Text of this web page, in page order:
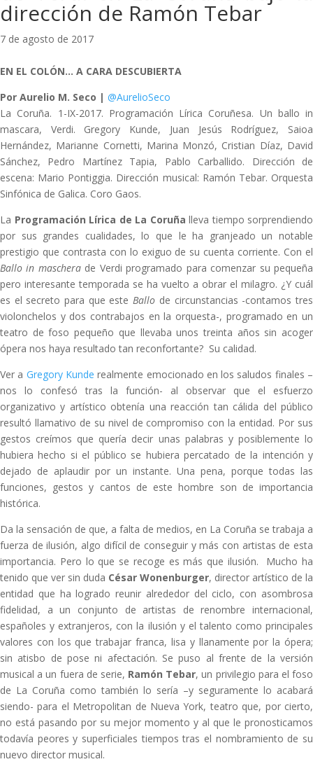
dirección de Ramón Tebar
7 de agosto de 2017
EN EL COLÓN… A CARA DESCUBIERTA
Por Aurelio M. Seco | @AurelioSeco
La Coruña. 1-IX-2017. Programación Lírica Coruñesa. Un ballo in
mascara, Verdi. Gregory Kunde, Juan Jesús Rodríguez, Saioa
Hernández, Marianne Cornetti, Marina Monzó, Cristian Díaz, David
Sánchez, Pedro Martínez Tapia, Pablo Carballido. Dirección de
escena: Mario Pontiggia. Dirección musical: Ramón Tebar. Orquesta
Sinfónica de Galica. Coro Gaos.
La Programación Lírica de La Coruña lleva tiempo sorprendiendo
por sus grandes cualidades, lo que le ha granjeado un notable
prestigio que contrasta con lo exiguo de su cuenta corriente. Con el
Ballo in mascherade Verdi programado para comenzar su pequeña
pero interesante temporada se ha vuelto a obrar el milagro. ¿Y cuál
es el secreto para que esteBallo de circunstancias -contamos tres
violonchelos y dos contrabajos en la orquesta-, programado en un
teatro de foso pequeño que llevaba unos treinta años sin acoger
ópera nos haya resultado tan reconfortante? Su calidad.
Ver a Gregory Kunde realmente emocionado en los saludos finales –
nos lo confesó tras la función- al observar que el esfuerzo
organizativo y artístico obtenía una reacción tan cálida del público
resultó llamativo de su nivel de compromiso con la entidad. Por sus
gestos creímos que quería decir unas palabras y posiblemente lo
hubiera hecho si el público se hubiera percatado de la intención y
dejado de aplaudir por un instante. Una pena, porque todas las
funciones, gestos y cantos de este hombre son de importancia
histórica.
Da la sensación de que, a falta de medios, en La Coruña se trabaja a
fuerza de ilusión, algo difícil de conseguir y más con artistas de esta
importancia. Pero lo que se recoge es más que ilusión. Mucho ha
tenido que ver sin duda César Wonenburger, director artístico de la
entidad que ha logrado reunir alrededor del ciclo, con asombrosa
fidelidad, a un conjunto de artistas de renombre internacional,
españoles y extranjeros, con la ilusión y el talento como principales
valores con los que trabajar franca, lisa y llanamente por la ópera;
sin atisbo de pose ni afectación. Se puso al frente de la versión
musical a un fuera de serie, Ramón Tebar, un privilegio para el foso
de La Coruña como también lo sería –y seguramente lo acabará
siendo- para el Metropolitan de Nueva York, teatro que, por cierto,
no está pasando por su mejor momento y al que le pronosticamos
todavía peores y superficiales tiempos tras el nombramiento de su
nuevo director musical.